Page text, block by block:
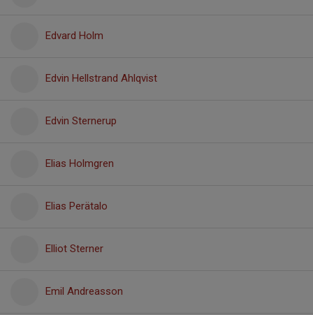
Edvard Holm
Edvin Hellstrand Ahlqvist
Edvin Sternerup
Elias Holmgren
Elias Perätalo
Elliot Sterner
Emil Andreasson